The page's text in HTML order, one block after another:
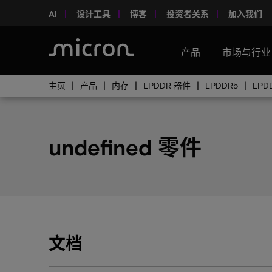
AI 设计工具 博客 投资者关系 加入我们
产品 市场与行业
主页 产品 内存 LPDDR 器件 LPDDR5
undefined 零件
文档